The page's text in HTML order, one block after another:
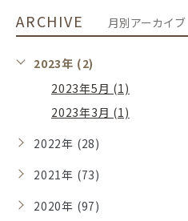
ARCHIVE 月別アーカイブ
2023年 (2)
2023年5月 (1)
2023年3月 (1)
2022年 (28)
2021年 (73)
2020年 (97)